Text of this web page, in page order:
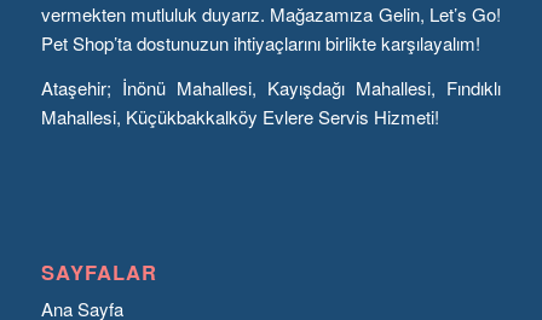
vermekten mutluluk duyarız. Mağazamıza Gelin, Let’s Go!
Pet Shop’ta dostunuzun ihtiyaçlarını birlikte karşılayalım!
Ataşehir; İnönü Mahallesi, Kayışdağı Mahallesi, Fındıklı
Mahallesi, Küçükbakkalköy Evlere Servis Hizmeti!
SAYFALAR
Ana Sayfa